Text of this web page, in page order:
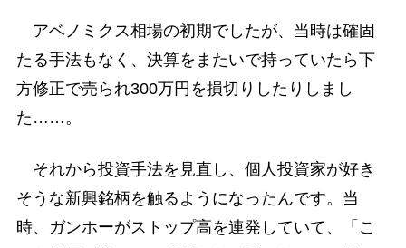
アベノミクス相場の初期でしたが、当時は確固
たる手法もなく、決算をまたいで持っていたら下
方修正で売られ300万円を損切りしたりしまし
た……。
それから投資手法を見直し、個人投資家が好き
そうな新興銘柄を触るようになったんです。当
時、ガンホーがストップ高を連発していて、「こ